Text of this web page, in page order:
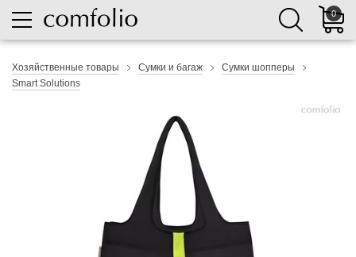
0
Хозяйственные товары Сумки и багаж
Сумки шопперы
Smart Solutions